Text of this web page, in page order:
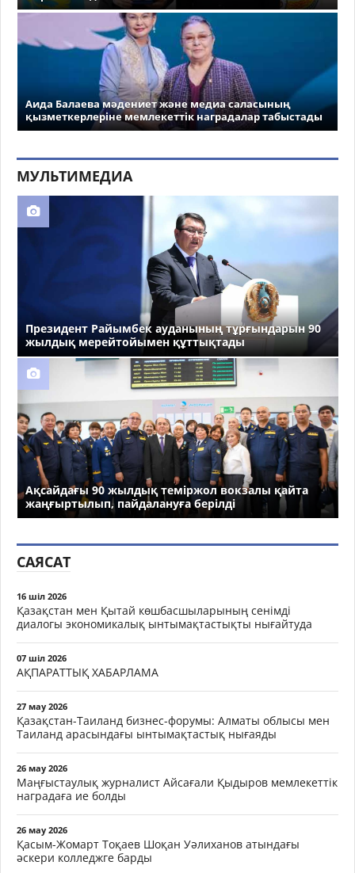
Аида Балаева мәдениет және медиа саласының
қызметкерлеріне мемлекеттік наградалар табыстады
МУЛЬТИМЕДИА
Президент Райымбек ауданының тұрғындарын 90
жылдық мерейтойымен құттықтады
Ақсайдағы 90 жылдық теміржол вокзалы қайта
жаңғыртылып, пайдалануға берілді
САЯСАТ
16 шіл 2026
Қазақстан мен Қытай көшбасшыларының сенімді
диалогы экономикалық ынтымақтастықты нығайтуда
07 шіл 2026
АҚПАРАТТЫҚ ХАБАРЛАМА
27 мау 2026
Қазақстан-Таиланд бизнес-форумы: Алматы облысы мен
Таиланд арасындағы ынтымақтастық нығаяды
26 мау 2026
Маңғыстаулық журналист Айсағали Қыдыров мемлекеттік
наградаға ие болды
26 мау 2026
Қасым-Жомарт Тоқаев Шоқан Уәлиханов атындағы
әскери колледжге барды